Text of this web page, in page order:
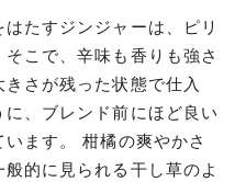
たすジンジャーは、ピリ
こで、辛味も香りも強さ
さが残った状態で仕入
、ブレンド前にほど良い
ます。 柑橘の爽やかさ
的に見られる干し草のよ